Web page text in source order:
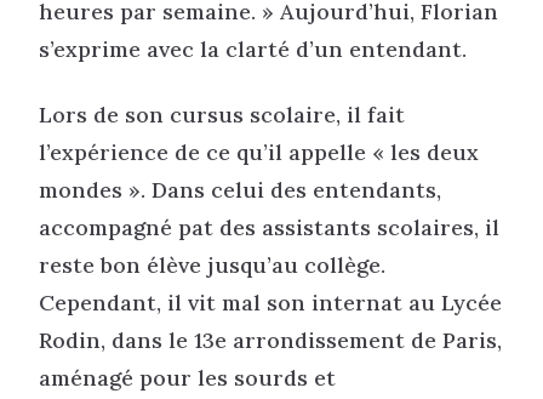
heures par semaine. » Aujourd’hui, Florian
s’exprime avec la clarté d’un entendant.
Lors de son cursus scolaire, il fait
l’expérience de ce qu’il appelle « les deux
mondes ». Dans celui des entendants,
accompagné pat des assistants scolaires, il
reste bon élève jusqu’au collège.
Cependant, il vit mal son internat au Lycée
Rodin, dans le 13e arrondissement de Paris,
aménagé pour les sourds et